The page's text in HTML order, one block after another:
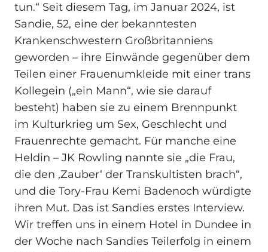
tun.“ Seit diesem Tag, im Januar 2024, ist
Sandie, 52, eine der bekanntesten
Krankenschwestern Großbritanniens
geworden – ihre Einwände gegenüber dem
Teilen einer Frauenumkleide mit einer trans
Kollegein („ein Mann“, wie sie darauf
besteht) haben sie zu einem Brennpunkt
im Kulturkrieg um Sex, Geschlecht und
Frauenrechte gemacht. Für manche eine
Heldin – JK Rowling nannte sie „die Frau,
die den ‚Zauber‘ der Transkultisten brach“,
und die Tory-Frau Kemi Badenoch würdigte
ihren Mut. Das ist Sandies erstes Interview.
Wir treffen uns in einem Hotel in Dundee in
der Woche nach Sandies Teilerfolg in einem